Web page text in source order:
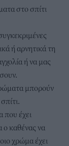
στο σπίτι
ή αρνητικά τη
ή να μας
μπορούν
που έχει
ο καθένας να
χρώμα έχει